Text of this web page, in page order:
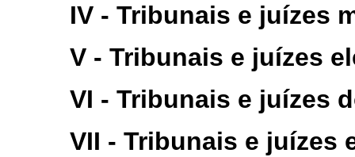
IV - Tribunais e juízes
V - Tribunais e juízes
VI - Tribunais e juízes
VII - Tribunais e juízes